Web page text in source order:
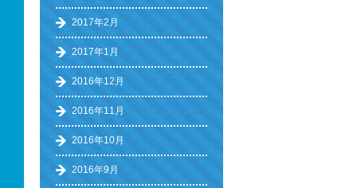
2017年2月
2017年1月
2016年12月
2016年11月
2016年10月
2016年9月